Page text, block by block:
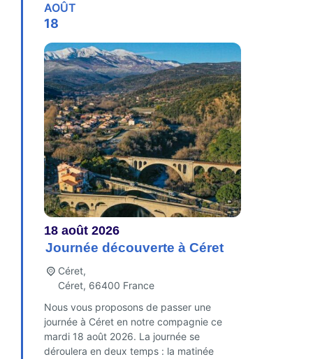
AOÛT
18
18 août 2026
Journée découverte à Céret
Céret,
Céret, 66400 France
Nous vous proposons de passer une
journée à Céret en notre compagnie ce
mardi 18 août 2026. La journée se
déroulera en deux temps : la matinée